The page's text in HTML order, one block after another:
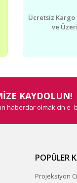
Ücretsiz Kargo
ve Üzeri
KAYDOLUN!
haberdar olmak çin e-
POPÜLER
Projeksiyon